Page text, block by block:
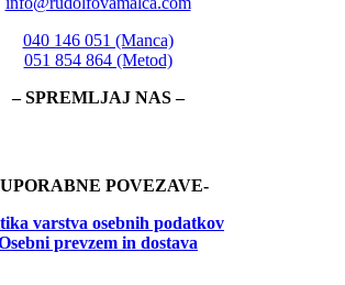
040 146 051 (Manca)
051 854 864 (Metod)
– SPREMLJAJ NAS –
POVEZAVE-
varstva osebnih podatkov
prevzem in dostava